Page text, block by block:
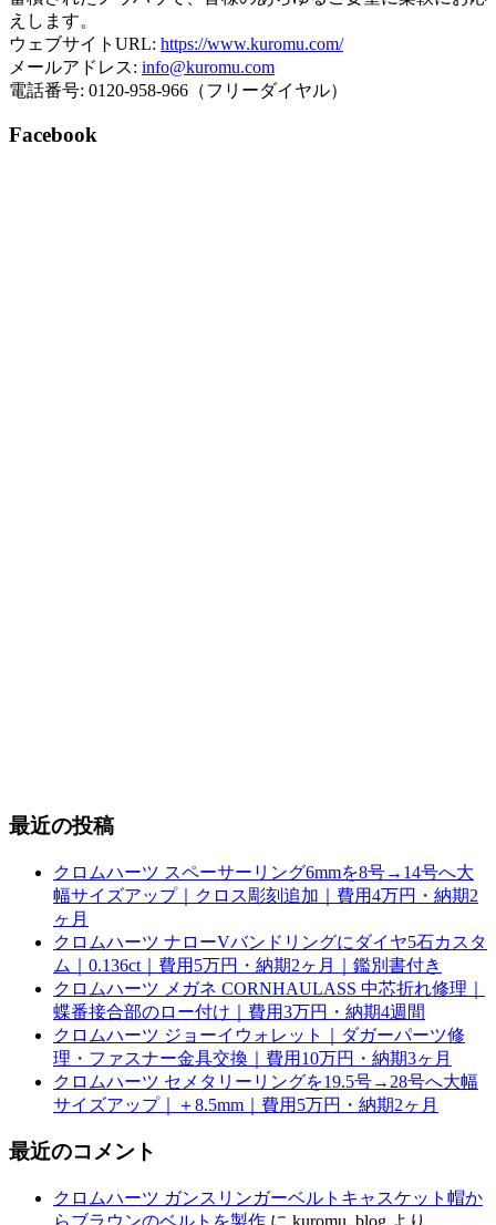
えします。
ウェブサイトURL: https://www.kuromu.com/
メールアドレス: info@kuromu.com
電話番号: 0120-958-966（フリーダイヤル）
Facebook
最近の投稿
クロムハーツ スペーサーリング6mmを8号→14号へ大
幅サイズアップ｜クロス彫刻追加｜費用4万円・納期2
ヶ月
クロムハーツ ナローVバンドリングにダイヤ5石カスタ
ム｜0.136ct｜費用5万円・納期2ヶ月｜鑑別書付き
クロムハーツ メガネ CORNHAULASS 中芯折れ修理｜
蝶番接合部のロー付け｜費用3万円・納期4週間
クロムハーツ ジョーイウォレット｜ダガーパーツ修
理・ファスナー金具交換｜費用10万円・納期3ヶ月
クロムハーツ セメタリーリングを19.5号→28号へ大幅
サイズアップ｜＋8.5mm｜費用5万円・納期2ヶ月
最近のコメント
クロムハーツ ガンスリンガーベルトキャスケット帽か
らブラウンのベルトを製作 に kuromu_blog より